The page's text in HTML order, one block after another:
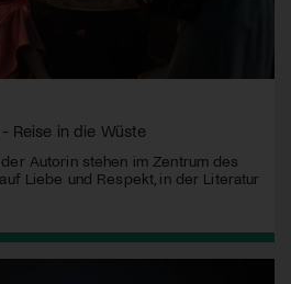
- Reise in die Wüste
Autorin stehen im Zentrum des
Liebe und Respekt, in der Literatur